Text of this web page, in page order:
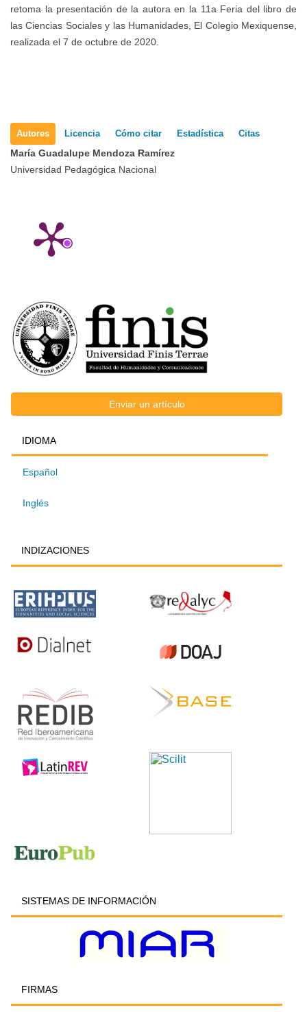
retoma la presentación de la autora en la 11a Feria del libro de
las Ciencias Sociales y las Humanidades, El Colegio Mexiquense,
realizada el 7 de octubre de 2020.
del
Autores Licencia Cómo citar Estadística Citas
María Guadalupe Mendoza Ramírez
Universidad Pedagógica Nacional
FACULTAD
Enviar
un
artículo
Enviar un artículo
IDIOMA
IDIOMA
Español
Inglés
INDIZACIONES
SISTEMAS DE INFORMACIÓN
FIRMAS